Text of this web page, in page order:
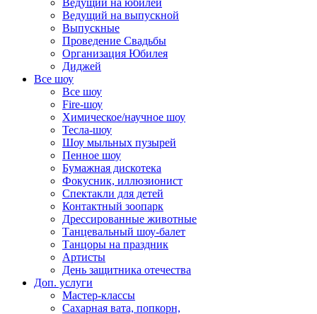
Ведущий на юбилей
Ведущий на выпускной
Выпускные
Проведение Свадьбы
Организация Юбилея
Диджей
Все шоу
Все шоу
Fire-шоу
Химическое/научное шоу
Тесла-шоу
Шоу мыльных пузырей
Пенное шоу
Бумажная дискотека
Фокусник, иллюзионист
Спектакли для детей
Контактный зоопарк
Дрессированные животные
Танцевальный шоу-балет
Танцоры на праздник
Артисты
День защитника отечества
Доп. услуги
Мастер-классы
Сахарная вата, попкорн,